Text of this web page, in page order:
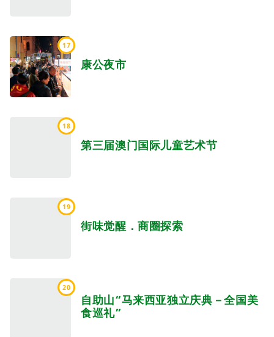
17
康公夜市
18
第三届澳门国际儿童艺术节
19
街味觉醒．商圈探索
20
自助山“马来西亚独立庆典－全国美
食巡礼”